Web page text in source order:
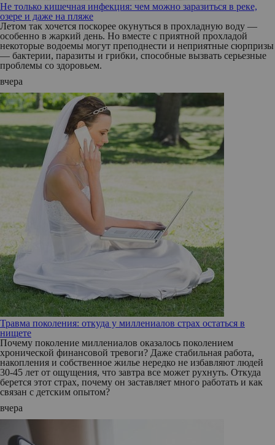
Не только кишечная инфекция: чем можно заразиться в реке,
озере и даже на пляже
Летом так хочется поскорее окунуться в прохладную воду —
особенно в жаркий день. Но вместе с приятной прохладой
некоторые водоемы могут преподнести и неприятные сюрпризы
— бактерии, паразиты и грибки, способные вызвать серьезные
проблемы со здоровьем.
вчера
Травма поколения: откуда у миллениалов страх остаться в
нищете
Почему поколение миллениалов оказалось поколением
хронической финансовой тревоги? Даже стабильная работа,
накопления и собственное жилье нередко не избавляют людей
30-45 лет от ощущения, что завтра все может рухнуть. Откуда
берется этот страх, почему он заставляет много работать и как
связан с детским опытом?
вчера